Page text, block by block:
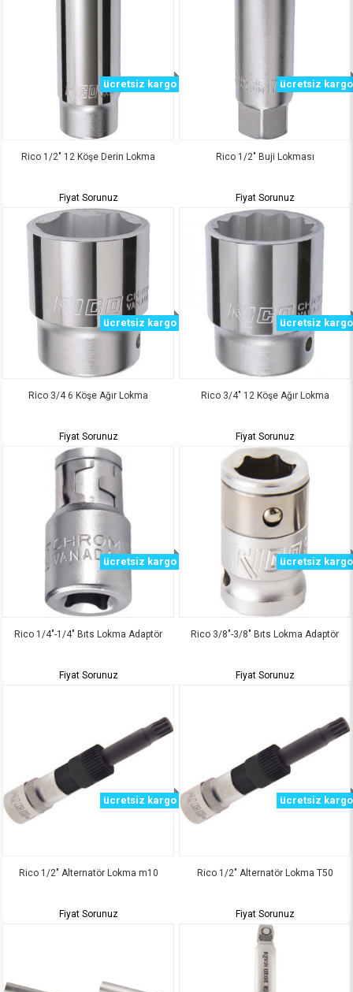
Rico 1/2" 12 Köşe Derin Lokma
ücretsiz kargo
Fiyat Sorunuz
Rico 1/2" Buji Lokması
ücretsiz kargo
Fiyat Sorunuz
Rico 3/4 6 Köşe Ağır Lokma
ücretsiz kargo
Fiyat Sorunuz
Rico 3/4" 12 Köşe Ağır Lokma
ücretsiz kargo
Fiyat Sorunuz
Rico 1/4"-1/4" Bıts Lokma Adaptör
ücretsiz kargo
Fiyat Sorunuz
Rico 3/8"-3/8" Bıts Lokma Adaptör
ücretsiz kargo
Fiyat Sorunuz
Rico 1/2" Alternatör Lokma m10
ücretsiz kargo
Fiyat Sorunuz
Rico 1/2" Alternatör Lokma T50
ücretsiz kargo
Fiyat Sorunuz